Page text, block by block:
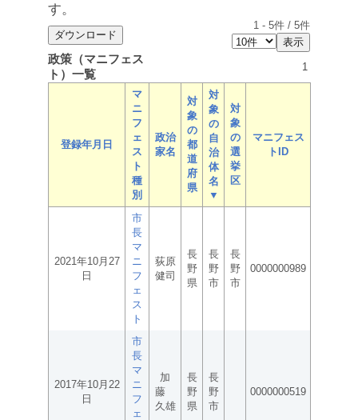
す。
1 - 5件 / 5件
政策（マニフェス
ト）一覧
1
登録年月日
マ
ニ
フ
ェ
ス
ト
種
別
政治
家名
対
象
の
都
道
府
県
対
象
の
自
治
体
名
▼
対
象
の
選
挙
区
マニフェス
トID
2021年10月27
日
市
長
マ
ニ
フ
ェ
ス
ト
荻原
健司
長
野
県
長
野
市
長
野
市
0000000989
2017年10月22
日
市
長
マ
ニ
フ
ェ
加
藤
久雄
長
野
県
長
野
市
0000000519